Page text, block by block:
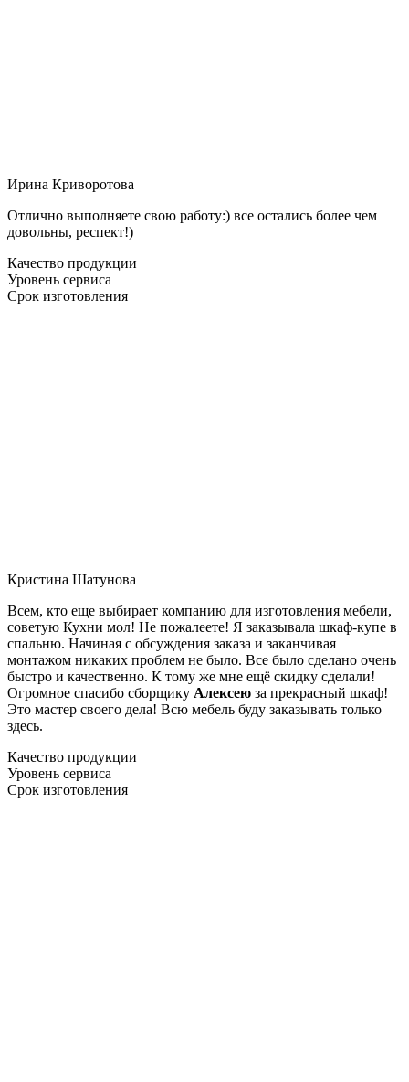
Ирина Криворотова
Отлично выполняете свою работу:) все остались более чем
довольны, респект!)
Качество продукции
Уровень сервиса
Срок изготовления
Кристина Шатунова
Всем, кто еще выбирает компанию для изготовления мебели,
советую Кухни мол! Не пожалеете! Я заказывала шкаф-купе в
спальню. Начиная с обсуждения заказа и заканчивая
монтажом никаких проблем не было. Все было сделано очень
быстро и качественно. К тому же мне ещё скидку сделали!
Огромное спасибо сборщику Алексею за прекрасный шкаф!
Это мастер своего дела! Всю мебель буду заказывать только
здесь.
Качество продукции
Уровень сервиса
Срок изготовления